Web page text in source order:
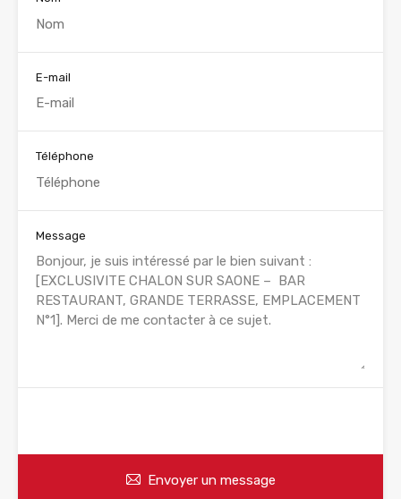
E-mail
Téléphone
Message
Envoyer un message